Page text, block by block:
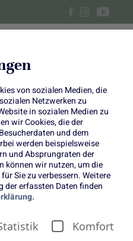
von sozialen Medien, die
Netzwerken zu
in sozialen Medien zu
wir Cookies, die der
und dem
werden beispielsweise
und Absprungraten der
können wir nutzen, um die
Sie zu verbessern. Weitere
erfassten Daten finden
Komfort
und Pflanzen, Obst
Leben aller Menschen.
und der starke Antrieb
immer mehr
Obst und Gemüse